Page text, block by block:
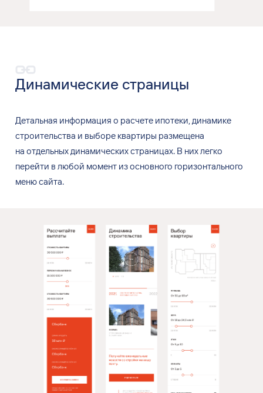
Динамические страницы
Детальная информация о расчете ипотеки, динамике
строительства и выборе квартиры размещена
на отдельных динамических страницах. В нихлегко
перейти в любой момент изосновного горизонтального
менюсайта.